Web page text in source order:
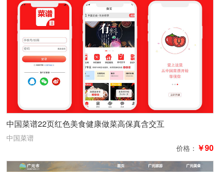
中国菜谱22页红色美食健康做菜高保真含交互
中国菜谱
价格： ￥90